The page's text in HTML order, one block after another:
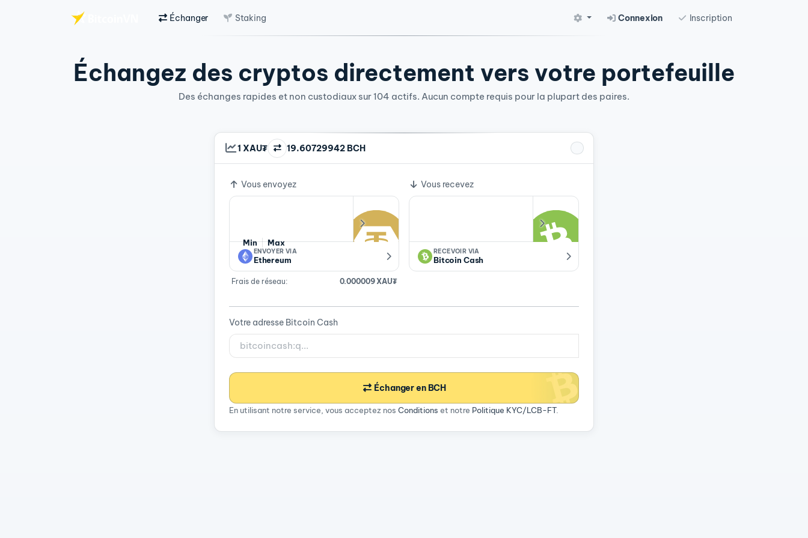
Échanger Staking Connexion Inscription
Échangez des cryptos directement vers votre portefeuille
Des échanges rapides et non custodiaux sur 104 actifs. Aucun compte requis pour la plupart des paires.
Taux de change
1 XAU₮ 19.60729942 BCH
Vous envoyez
Min Max
ENVOYER VIA
Ethereum
Frais de réseau: 0.000009 XAU₮
Vous recevez
RECEVOIR VIA
Bitcoin Cash
Votre adresse Bitcoin Cash
Échanger en BCH
En utilisant notre service, vous acceptez nos Conditions et notre Politique KYC/LCB-FT.